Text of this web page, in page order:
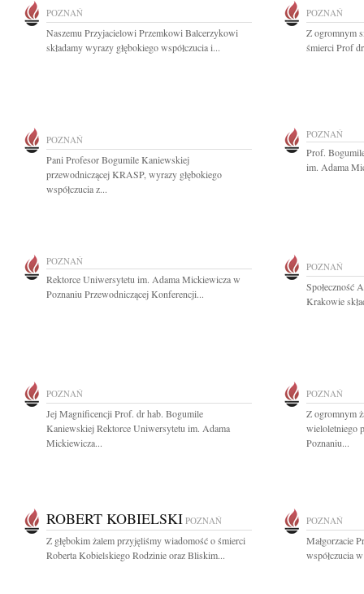
POZNAŃ
Naszemu Przyjacielowi Przemkowi Balcerzykowi
składamy wyrazy głębokiego współczucia i...
POZNAŃ
Z ogromnym
śmierci Prof
POZNAŃ
Pani Profesor Bogumile Kaniewskiej
przewodniczącej KRASP, wyrazy głębokiego
współczucia z...
POZNAŃ
Prof.
im. Adama
POZNAŃ
Rektorce Uniwersytetu im. Adama Mickiewicza w
Poznaniu Przewodniczącej Konferencji...
POZNAŃ
Społeczność
Krakowie
POZNAŃ
Jej Magnificencji Prof. dr hab. Bogumile
Kaniewskiej Rektorce Uniwersytetu im. Adama
Mickiewicza...
POZNAŃ
Z ogromnym
wieloletniego
Poznaniu...
ROBERT KOBIELSKI POZNAŃ
Z głębokim żalem przyjęliśmy wiadomość o śmierci
Roberta Kobielskiego Rodzinie oraz Bliskim...
POZNAŃ
Małgorzacie
współczucia